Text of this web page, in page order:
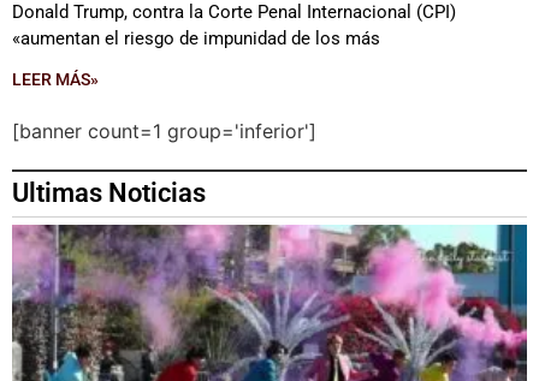
Donald Trump, contra la Corte Penal Internacional (CPI)
«aumentan el riesgo de impunidad de los más
LEER MÁS»
[banner count=1 group='inferior']
Ultimas Noticias